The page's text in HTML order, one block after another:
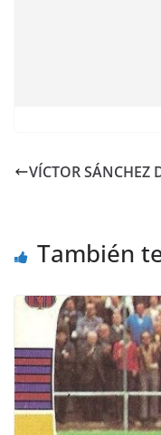
VÍCTOR SÁNCHEZ
También